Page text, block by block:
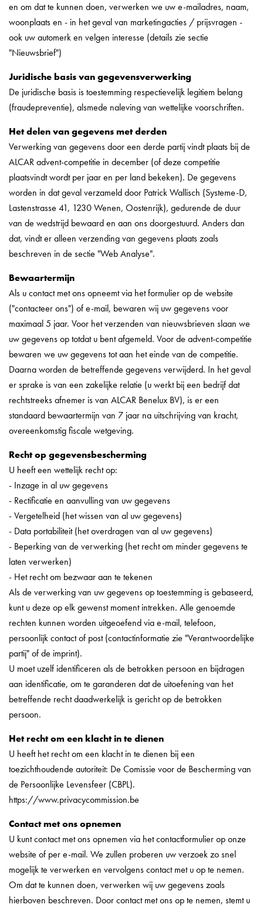
en om dat te kunnen doen, verwerken we uw e-mailadres, naam,
woonplaats en - in het geval van marketingacties / prijsvragen -
ook uw automerk en velgen interesse (details zie sectie
"Nieuwsbrief")
Juridische basis van gegevensverwerking
De juridische basis is toestemming respectievelijk legitiem belang
(fraudepreventie), alsmede naleving van wettelijke voorschriften.
Het delen van gegevens met derden
Verwerking van gegevens door een derde partij vindt plaats bij de
ALCAR advent-competitie in december (of deze competitie
plaatsvindt wordt per jaar en per land bekeken). De gegevens
worden in dat geval verzameld door Patrick Wallisch (Systeme-D,
Lastenstrasse 41, 1230 Wenen, Oostenrijk), gedurende de duur
van de wedstrijd bewaard en aan ons doorgestuurd. Anders dan
dat, vindt er alleen verzending van gegevens plaats zoals
beschreven in de sectie "Web Analyse".
Bewaartermijn
Als u contact met ons opneemt via het formulier op de website
("contacteer ons") of e-mail, bewaren wij uw gegevens voor
maximaal 5 jaar. Voor het verzenden van nieuwsbrieven slaan we
uw gegevens op totdat u bent afgemeld. Voor de advent-competitie
bewaren we uw gegevens tot aan het einde van de competitie.
Daarna worden de betreffende gegevens verwijderd. In het geval
er sprake is van een zakelijke relatie (u werkt bij een bedrijf dat
rechtstreeks afnemer is van ALCAR Benelux BV), is er een
standaard bewaartermijn van 7 jaar na uitschrijving van kracht,
overeenkomstig fiscale wetgeving.
Recht op gegevensbescherming
U heeft een wettelijk recht op:
- Inzage in al uw gegevens
- Rectificatie en aanvulling van uw gegevens
- Vergetelheid (het wissen van al uw gegevens)
- Data portabiliteit (het overdragen van al uw gegevens)
- Beperking van de verwerking (het recht om minder gegevens te
laten verwerken)
- Het recht om bezwaar aan te tekenen
Als de verwerking van uw gegevens op toestemming is gebaseerd,
kunt u deze op elk gewenst moment intrekken. Alle genoemde
rechten kunnen worden uitgeoefend via e-mail, telefoon,
persoonlijk contact of post (contactinformatie zie "Verantwoordelijke
partij" of de imprint).
U moet uzelf identificeren als de betrokken persoon en bijdragen
aan identificatie, om te garanderen dat de uitoefening van het
betreffende recht daadwerkelijk is gericht op de betrokken
persoon.
Het recht om een klacht in te dienen
U heeft het recht om een klacht in te dienen bij een
toezichthoudende autoriteit: De Comissie voor de Bescherming van
de Persoonlijke Levensfeer (CBPL).
https://www.privacycommission.be
Contact met ons opnemen
U kunt contact met ons opnemen via het contactformulier op onze
website of per e-mail. We zullen proberen uw verzoek zo snel
mogelijk te verwerken en vervolgens contact met u op te nemen.
Om dat te kunnen doen, verwerken wij uw gegevens zoals
hierboven beschreven. Door contact met ons op te nemen, stemt u